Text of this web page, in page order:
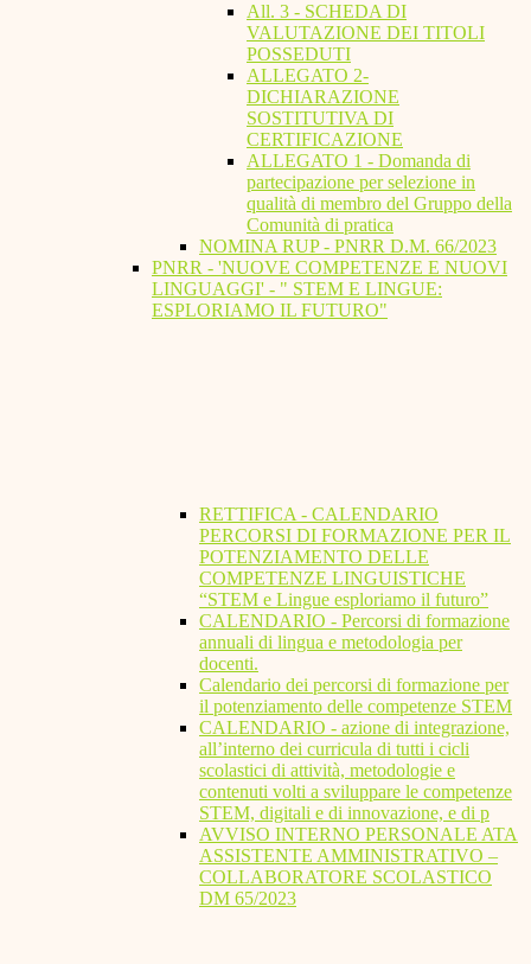
All. 3 - SCHEDA DI
VALUTAZIONE DEI TITOLI
POSSEDUTI
ALLEGATO 2-
DICHIARAZIONE
SOSTITUTIVA DI
CERTIFICAZIONE
ALLEGATO 1 - Domanda di
partecipazione per selezione in
qualità di membro del Gruppo della
Comunità di pratica
NOMINA RUP - PNRR D.M. 66/2023
PNRR - 'NUOVE COMPETENZE E NUOVI
LINGUAGGI' - " STEM E LINGUE:
ESPLORIAMO IL FUTURO"
RETTIFICA - CALENDARIO
PERCORSI DI FORMAZIONE PER IL
POTENZIAMENTO DELLE
COMPETENZE LINGUISTICHE
“STEM e Lingue esploriamo il futuro”
CALENDARIO - Percorsi di formazione
annuali di lingua e metodologia per
docenti.
Calendario dei percorsi di formazione per
il potenziamento delle competenze STEM
CALENDARIO - azione di integrazione,
all’interno dei curricula di tutti i cicli
scolastici di attività, metodologie e
contenuti volti a sviluppare le competenze
STEM, digitali e di innovazione, e di p
AVVISO INTERNO PERSONALE ATA
ASSISTENTE AMMINISTRATIVO –
COLLABORATORE SCOLASTICO
DM 65/2023